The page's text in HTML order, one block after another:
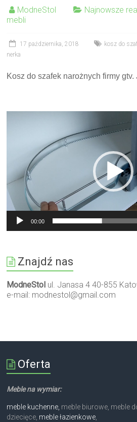
ModneStol
Najnowsze
mebli
17 października, 2018 kosz do
nerka
Kosz do szafek narożnych firmy gtv.
00:00
Znajdź nas
ModneStol ul. Janasa 4 40-855
e-mail: modnestol@gmail.com
Oferta
Meble na wymiar:
meble kuchenne, meble biurowe, meble
dziecięce, meble łazienkowe,